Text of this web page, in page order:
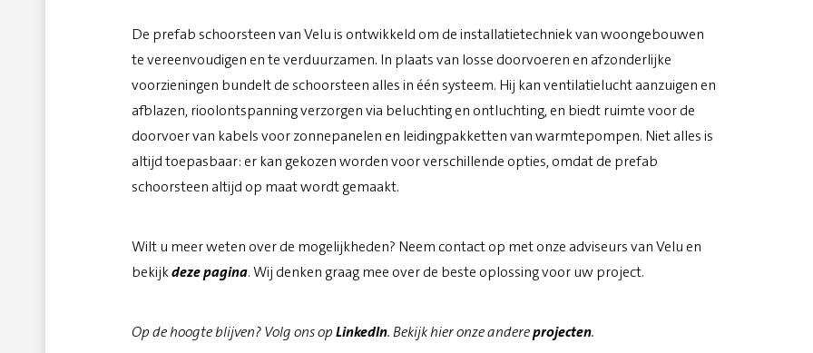
De prefab schoorsteen van Velu is ontwikkeld om de installatietechniek van woongebouwen
te vereenvoudigen en te verduurzamen. In plaats van losse doorvoeren en afzonderlijke
voorzieningen bundelt de schoorsteen alles in één systeem. Hij kan ventilatielucht aanzuigen en
afblazen, rioolontspanning verzorgen via beluchting en ontluchting, en biedt ruimte voor de
doorvoer van kabels voor zonnepanelen en leidingpakketten van warmtepompen. Niet alles is
altijd toepasbaar: er kan gekozen worden voor verschillende opties, omdat de prefab
schoorsteen altijd op maat wordt gemaakt.
Wilt u meer weten over de mogelijkheden? Neem contact op met onze adviseurs van Velu en
bekijkdeze pagina. Wij denken graag mee over de beste oplossing voor uw project.
Op de hoogte blijven? Volg ons opLinkedIn. Bekijk hier onze andereprojecten.